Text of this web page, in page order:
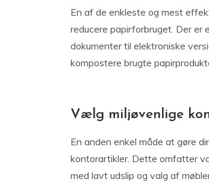
En af de enkleste og mest
reducere papirforbruget. Der
dokumenter til elektroniske
kompostere brugte
Vælg miljøvenlige
En anden enkel måde at gøre
kontorartikler. Dette omfatter
med lavt udslip og valg af